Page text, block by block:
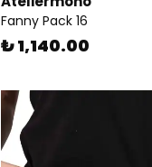
Fanny Pack 16
₺ 1,140.00